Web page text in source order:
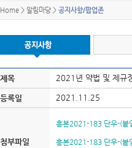
Home > 알림마당 > 공지사항/팝업존
제목 2021년 약법 및 제규
등록일 2021.11.25
첨부파일
흥본2021-183 단우-(붙
흥본2021-183 단우-(붙